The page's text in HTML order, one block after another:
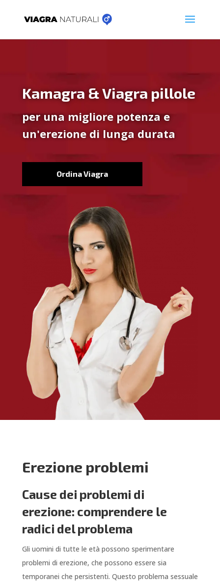
Kamagra & Viagra pillole
per una migliore potenza e
un'erezione di lunga durata
Ordina Viagra
Erezione problemi
Cause dei problemi di
erezione: comprendere le
radici del problema
Gli uomini di tutte le età possono sperimentare
problemi di erezione, che possono essere sia
temporanei che persistenti. Questo problema sessuale